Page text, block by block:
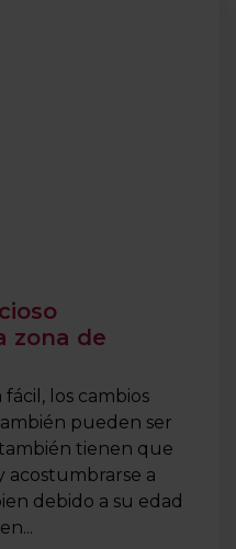
zona de
los cambios
pueden ser
también tienen que
acostumbrarse a
debido a su edad